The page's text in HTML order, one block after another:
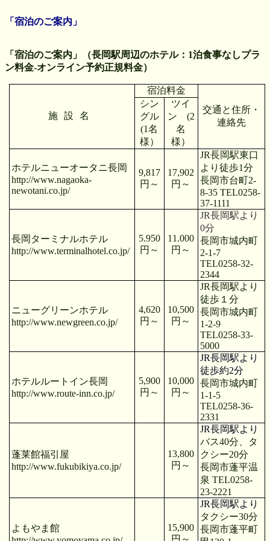
「宿泊のご案内」
「宿泊のご案内」（長岡駅周辺のホテル：1泊食事なしプラ
ン料金-オンライン予約正規料金）
施設名
宿泊料金
交通と住所・
連絡先
シン
グル
(1名
様）
ツイ
ン (2
名
様）
ホテルニューオータニ長岡
http://www.nagaoka-
newotani.co.jp/
9,817
円～
17,902
円～
JR長岡駅東口
より徒歩1分
長岡市台町2-
8-35 TEL0258-
37-1111
長岡ターミナルホテル
http://www.terminalhotel.co.jp/
5.950
円 ～
11.000
円～
JR長岡駅より
0分
長岡市城内町
2-1-7
TEL0258-32-
2344
ニューグリーンホテル
http://www.newgreen.co.jp/
4,620
円～
10,500
円～
JR長岡駅より
徒歩１分
長岡市城内町
1-2-9
TEL0258-33-
5000
ホテルルートイン長岡
http://www.route-inn.co.jp/
5,900
円～
10,000
円～
JR長岡駅より
徒歩約2分
長岡市城内町
1-1-5
TEL0258-36-
2331
蓬莱館福引屋
http://www.fukubikiya.co.jp/
13,800
円～
JR長岡駅より
バス40分、タ
クシー20分
長岡市蓬平温
泉 TEL0258-
23-2221
よもやま館
15,900
円～
JR長岡駅より
タクシー30分
長岡市蓬平町